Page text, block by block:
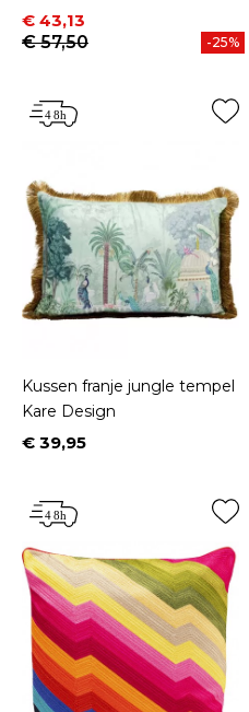
Prijs
€ 43,13
Normale prijs
€ 57,50
-25%
Kussen franje jungle tempel
Kare Design
Prijs
€ 39,95